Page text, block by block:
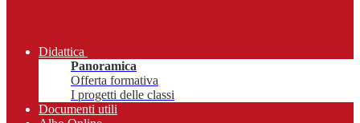
Didattica
Panoramica
Offerta formativa
I progetti delle classi
Documenti utili